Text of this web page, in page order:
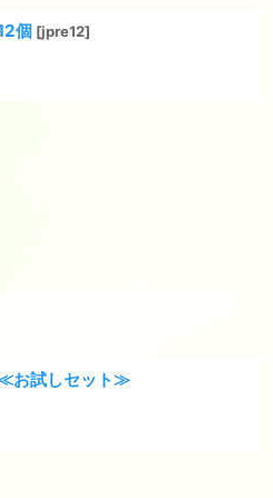
個 [jpre12]
≪お試しセット≫